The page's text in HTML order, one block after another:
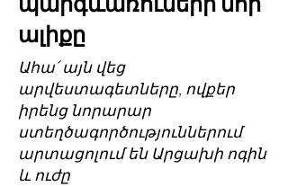
ալիքը
Ահա՛ այն վեց
արվեստագետները, ովքեր
իրենց նորարար
ստեղծագործություններում
արտացոլում են Արցախի ոգին
և ուժը